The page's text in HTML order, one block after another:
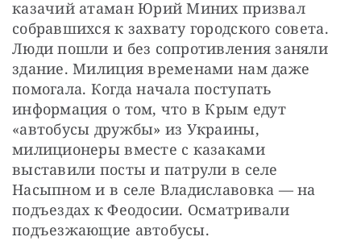
казачий атаман Юрий Миних призвал
собравшихся к захвату городского совета.
Люди пошли и без сопротивления заняли
здание. Милиция временами нам даже
помогала. Когда начала поступать
информация о том, что в Крым едут
«автобусы дружбы» из Украины,
милиционеры вместе с казаками
выставили посты и патрули в селе
Насыпном и в селе Владиславовка — на
подъездах к Феодосии. Осматривали
подъезжающие автобусы.